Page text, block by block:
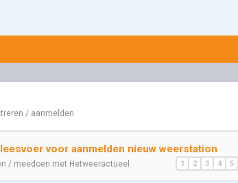
/ aanmelden
voor aanmelden nieuw weerstation
1 2 3 4 5
/ meedoen met Hetweeractueel